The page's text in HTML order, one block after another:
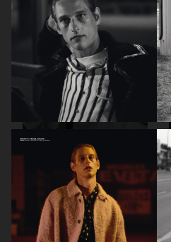
THE GREATEST MAGAZINE